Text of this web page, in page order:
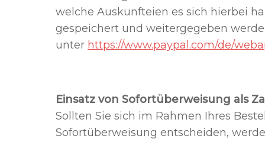
welche Auskunfteien es sich hierbei
gespeichert und weitergegeben
unter https://www.paypal.com/de/
Einsatz von Sofortüberweisung als
Sollten Sie sich im Rahmen Ihres
Sofortüberweisung entscheiden,